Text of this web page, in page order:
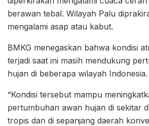
berawan tebal. Wilayah Palu
mengalami asap atau kabut.
BMKG menegaskan bahwa kondisi
terjadi saat ini masih mendukung
hujan di beberapa wilayah Indonesia.
“Kondisi tersebut mampu
pertumbuhan awan hujan di sekitar
tropis dan di sepanjang daerah